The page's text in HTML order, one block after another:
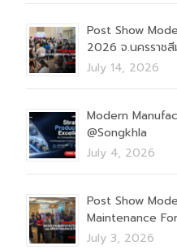
Post Show
2026 จ.นครราชสี
July 14, 2026
Modern
@Songkhla
July 4, 2026
Post Show
Maintenance
July 3, 2026